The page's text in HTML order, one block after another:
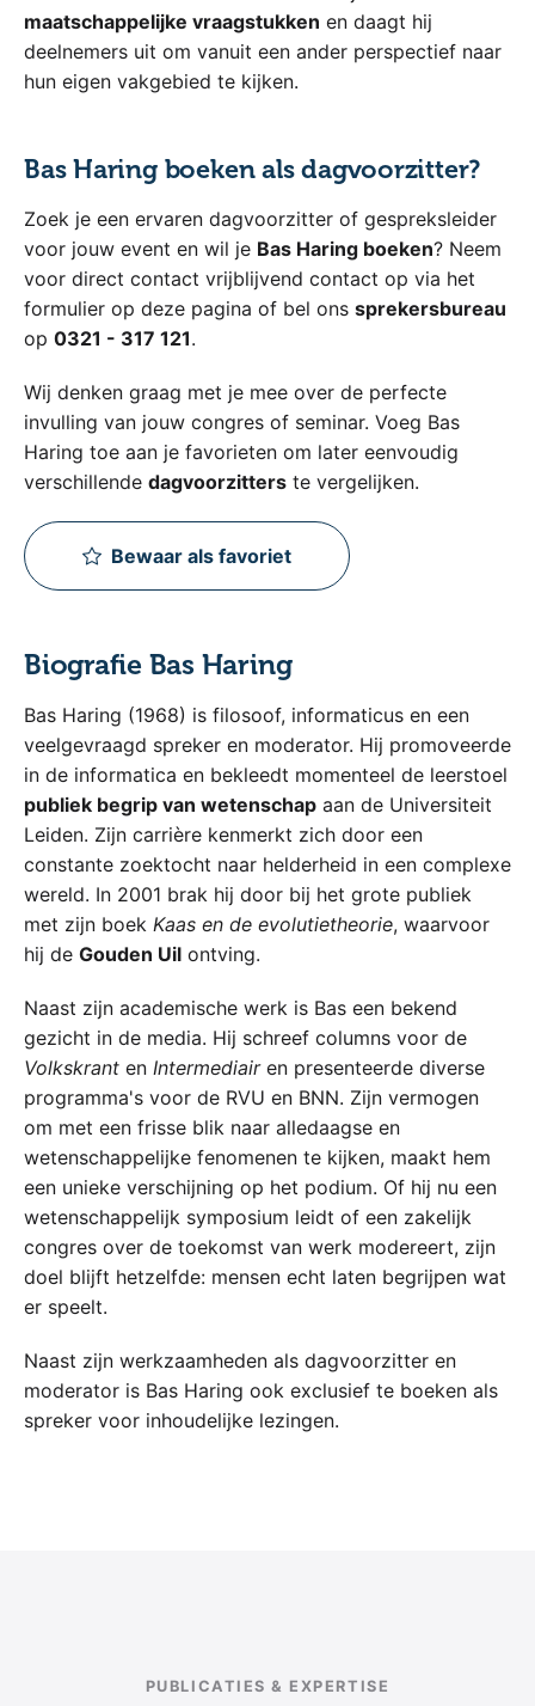
maatschappelijke vraagstukken en daagt hij
deelnemers uit om vanuit een ander perspectief naar
hun eigen vakgebied te kijken.
Bas Haring boeken als dagvoorzitter?
Zoek je een ervaren dagvoorzitter of gespreksleider
voor jouw event en wil je Bas Haring boeken? Neem
voor direct contact vrijblijvend contact op via het
formulier op deze pagina of bel ons sprekersbureau
op 0321 - 317 121.
Wij denken graag met je mee over de perfecte
invulling van jouw congres of seminar. Voeg Bas
Haring toe aan je favorieten om later eenvoudig
verschillende dagvoorzitters te vergelijken.
Bewaar als favoriet
Biografie Bas Haring
Bas Haring (1968) is filosoof, informaticus en een
veelgevraagd spreker en moderator. Hij promoveerde
in de informatica en bekleedt momenteel de leerstoel
publiek begrip van wetenschap aan de Universiteit
Leiden. Zijn carrière kenmerkt zich door een
constante zoektocht naar helderheid in een complexe
wereld. In 2001 brak hij door bij het grote publiek
met zijn boek Kaas en de evolutietheorie, waarvoor
hij de Gouden Uil ontving.
Naast zijn academische werk is Bas een bekend
gezicht in de media. Hij schreef columns voor de
Volkskrant en Intermediairen presenteerde diverse
programma's voor de RVU en BNN. Zijn vermogen
om met een frisse blik naar alledaagse en
wetenschappelijke fenomenen te kijken, maakt hem
een unieke verschijning op het podium. Of hij nu een
wetenschappelijk symposium leidt of een zakelijk
congres over de toekomst van werk modereert, zijn
doel blijft hetzelfde: mensen echt laten begrijpen wat
er speelt.
Naast zijn werkzaamheden als dagvoorzitter en
moderator is Bas Haring ook exclusief te boeken als
spreker voor inhoudelijke lezingen.
PUBLICATIES & EXPERTISE